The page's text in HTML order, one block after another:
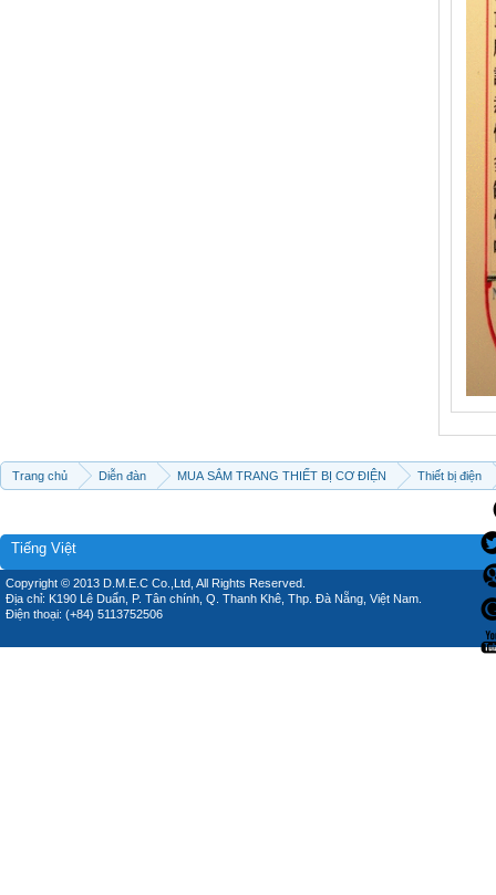
Trang chủ Diễn đàn MUA SẮM TRANG THIẾT BỊ CƠ ĐIỆN Thiết bị điện
Tiếng Việt
Copyright © 2013 D.M.E.C Co.,Ltd, All Rights Reserved.
Địa chỉ: K190 Lê Duẩn, P. Tân chính, Q. Thanh Khê, Thp. Đà Nẵng, Việt Nam.
Điện thoại: (+84) 5113752506